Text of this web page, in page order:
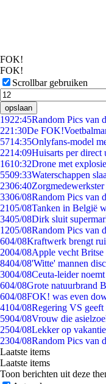
FOK!
FOK!
Scrollbar gebruiken
opslaan
1922:45Random Pics van
221:30De
5714:35Onlyfans-model
2214:09Huisarts per direct
1610:32Drone met
5509:33Waterschappen
2306:40
3306/08Random Pics van
2105/08Tanken in België
3405/08Dirk sluit
1205/08Random Pics van
604/08Kraftwerk brengt
2004/08Apple vecht
8404/08'Witte' mannen
3004/08Ceuta-leider
604/08Grote natuurbrand
604/08FOK! was even
4104/08Regering VS geeft
5904/08Vrouw die
2504/08Lekker op
2304/08Random Pics van
Laatste items
Laatste items
Toon berichten uit deze